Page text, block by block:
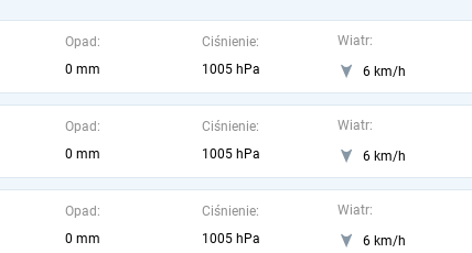
Opad:
0 mm
Ciśnienie:
1005 hPa
Wiatr:
6 km/h
Opad:
0 mm
Ciśnienie:
1005 hPa
Wiatr:
6 km/h
Opad:
0 mm
Ciśnienie:
1005 hPa
Wiatr:
6 km/h